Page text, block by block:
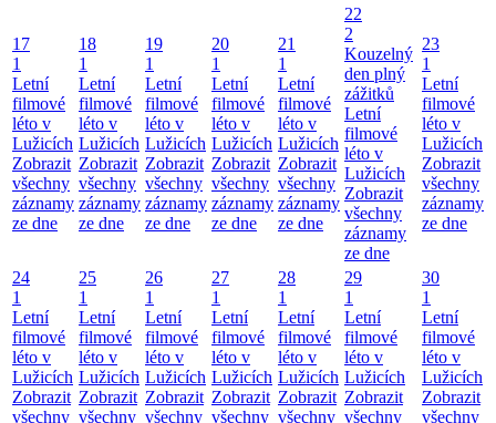
17
1
Letní
filmové
léto v
Lužicích
Zobrazit
všechny
záznamy
ze dne
18
1
Letní
filmové
léto v
Lužicích
Zobrazit
všechny
záznamy
ze dne
19
1
Letní
filmové
léto v
Lužicích
Zobrazit
všechny
záznamy
ze dne
20
1
Letní
filmové
léto v
Lužicích
Zobrazit
všechny
záznamy
ze dne
21
1
Letní
filmové
léto v
Lužicích
Zobrazit
všechny
záznamy
ze dne
22
2
Kouzelný
den plný
zážitků
Letní
filmové
léto v
Lužicích
Zobrazit
všechny
záznamy
ze dne
23
1
Letní
filmové
léto v
Lužicích
Zobrazit
všechny
záznamy
ze dne
24
1
Letní
filmové
léto v
Lužicích
Zobrazit
všechny
25
1
Letní
filmové
léto v
Lužicích
Zobrazit
všechny
26
1
Letní
filmové
léto v
Lužicích
Zobrazit
všechny
27
1
Letní
filmové
léto v
Lužicích
Zobrazit
všechny
28
1
Letní
filmové
léto v
Lužicích
Zobrazit
všechny
29
1
Letní
filmové
léto v
Lužicích
Zobrazit
všechny
30
1
Letní
filmové
léto v
Lužicích
Zobrazit
všechny